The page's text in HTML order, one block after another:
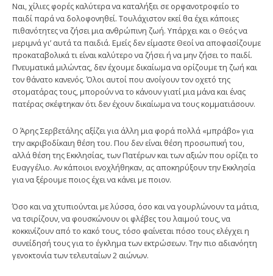
Ναι, χίλιες φορές καλύτερα να καταλήξει σε ορφανοτροφείο το
παιδί παρά να δολοφονηθεί. Τουλάχιστον εκεί θα έχει κάποιες
πιθανότητες να ζήσει μια ανθρώπινη ζωή. Υπάρχει και ο Θεός να
μεριμνά γι’ αυτά τα παιδιά. Εμείς δεν είμαστε Θεοί να αποφασίζουμε
προκαταβολικά τι είναι καλύτερο να ζήσει ή να μην ζήσει το παιδί.
Πνευματικά μιλώντας, δεν έχουμε δικαίωμα να ορίζουμε τη ζωή και
τον θάνατο κανενός. Όλοι αυτοί που ανοίγουν τον οχετό της
στοματάρας τους, μπορούν να το κάνουν γιατί μια μάνα και ένας
πατέρας σκέφτηκαν ότι δεν έχουν δικαίωμα να τους κομματιάσουν.
Ο Άρης Σερβετάλης αξίζει για άλλη μια φορά πολλά «μπράβο» για
την ακριβοδίκαιη θέση του. Που δεν είναι θέση προσωπική του,
αλλά θέση της Εκκλησίας, των Πατέρων και των αξιών που ορίζει το
Ευαγγέλιο. Αν κάποιοι ενοχλήθηκαν, ας αποκηρύξουν την Εκκλησία
για να ξέρουμε ποιος έχει να κάνει με ποιον.
Όσο και να χτυπιούνται με λύσσα, όσο και να γουρλώνουν τα μάτια,
να τσιρίζουν, να φουσκώνουν οι φλέβες του λαιμού τους, να
κοκκινίζουν από το κακό τους, τόσο φαίνεται πόσο τους ελέγχει η
συνείδησή τους για το έγκλημα των εκτρώσεων. Την πιο αδιανόητη
γενοκτονία των τελευταίων 2 αιώνων.